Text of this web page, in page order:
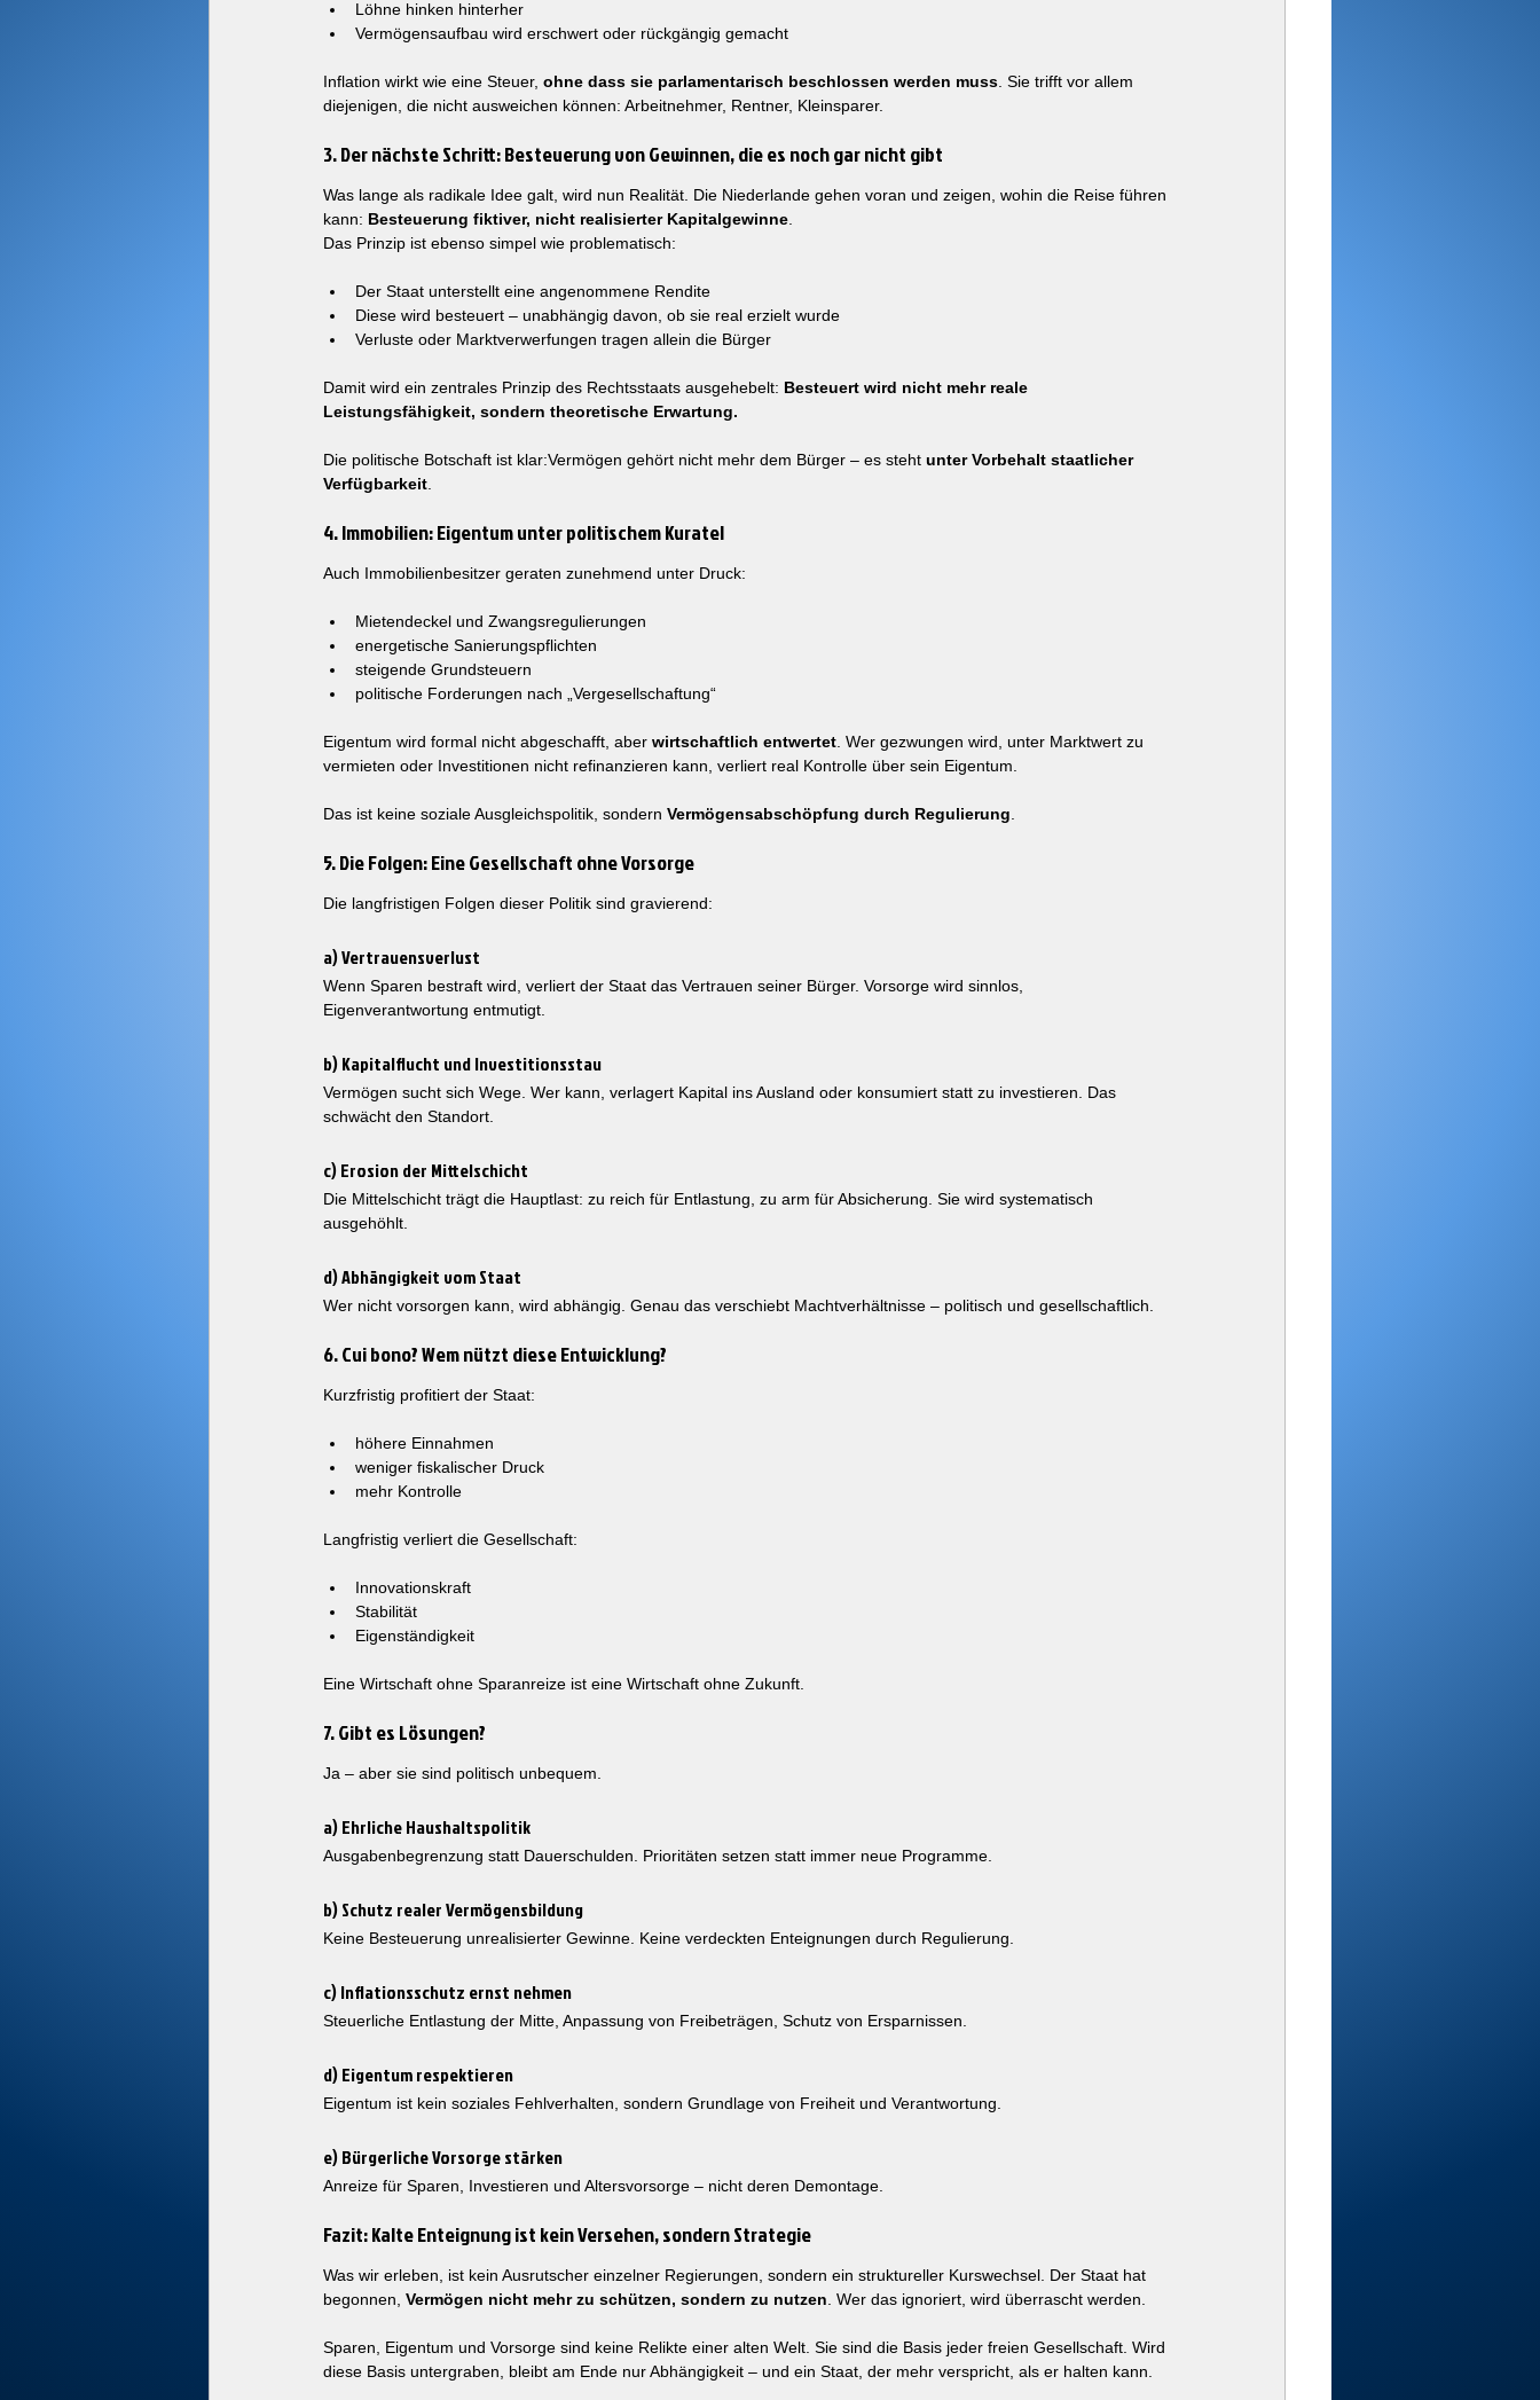
Löhne hinken hinterher
Vermögensaufbau wird erschwert oder rückgängig gemacht
Inflation wirkt wie eine Steuer, ohne dass sie parlamentarisch beschlossen werden muss . Sie trifft vor allem
diejenigen, die nicht ausweichen können: Arbeitnehmer, Rentner, Kleinsparer.
3. Der nächste Schritt: Besteuerung von Gewinnen, die es noch gar nicht gibt
Was lange als radikale Idee galt, wird nun Realität. Die Niederlande gehen voran und zeigen, wohin die Reise führen
kann: Besteuerung fiktiver, nicht realisierter Kapitalgewinne
Das Prinzip ist ebenso simpel wie problematisch:
Der Staat unterstellt eine angenommene Rendite
Diese wird besteuert – unabhängig davon, ob sie real erzielt wurde
Verluste oder Marktverwerfungen tragen allein die Bürger
Damit wird ein zentrales Prinzip des Rechtsstaats ausgehebelt: Besteuert wird nicht mehr reale
Leistungsfähigkeit, sondern theoretische Erwartung.
Die politische Botschaft ist klar:Vermögen gehört nicht mehr dem Bürger – es steht unter Vorbehalt staatlicher
Verfügbarkeit
4. Immobilien: Eigentum unter politischem Kuratel
Auch Immobilienbesitzer geraten zunehmend unter Druck:
Mietendeckel und Zwangsregulierungen
energetische Sanierungspflichten
steigende Grundsteuern
politische Forderungen nach „Vergesellschaftung“
Eigentum wird formal nicht abgeschafft, aber wirtschaftlich entwertet . Wer gezwungen wird, unter Marktwert zu
vermieten oder Investitionen nicht refinanzieren kann, verliert real Kontrolle über sein Eigentum.
Das ist keine soziale Ausgleichspolitik, sondern Vermögensabschöpfung durch Regulierung
5. Die Folgen: Eine Gesellschaft ohne Vorsorge
Die langfristigen Folgen dieser Politik sind gravierend:
a) Vertrauensverlust
Wenn Sparen bestraft wird, verliert der Staat das Vertrauen seiner Bürger. Vorsorge wird sinnlos,
Eigenverantwortung entmutigt.
b) Kapitalflucht und Investitionsstau
Vermögen sucht sich Wege. Wer kann, verlagert Kapital ins Ausland oder konsumiert statt zu investieren. Das
schwächt den Standort.
c) Erosion der Mittelschicht
Die Mittelschicht trägt die Hauptlast: zu reich für Entlastung, zu arm für Absicherung. Sie wird systematisch
ausgehöhlt.
d) Abhängigkeit vom Staat
Wer nicht vorsorgen kann, wird abhängig. Genau das verschiebt Machtverhältnisse – politisch und gesellschaftlich.
6. Cui bono? Wem nützt diese Entwicklung?
Kurzfristig profitiert der Staat:
höhere Einnahmen
weniger fiskalischer Druck
mehr Kontrolle
Langfristig verliert die Gesellschaft:
Innovationskraft
Stabilität
Eigenständigkeit
Eine Wirtschaft ohne Sparanreize ist eine Wirtschaft ohne Zukunft.
7. Gibt es Lösungen?
Ja – aber sie sind politisch unbequem.
a) Ehrliche Haushaltspolitik
Ausgabenbegrenzung statt Dauerschulden. Prioritäten setzen statt immer neue Programme.
b) Schutz realer Vermögensbildung
Keine Besteuerung unrealisierter Gewinne. Keine verdeckten Enteignungen durch Regulierung.
c) Inflationsschutz ernst nehmen
Steuerliche Entlastung der Mitte, Anpassung von Freibeträgen, Schutz von Ersparnissen.
d) Eigentum respektieren
Eigentum ist kein soziales Fehlverhalten, sondern Grundlage von Freiheit und Verantwortung.
e) Bürgerliche Vorsorge stärken
Anreize für Sparen, Investieren und Altersvorsorge – nicht deren Demontage.
Fazit: Kalte Enteignung ist kein Versehen, sondern Strategie
Was wir erleben, ist kein Ausrutscher einzelner Regierungen, sondern ein struktureller Kurswechsel. Der Staat hat
begonnen, Vermögen nicht mehr zu schützen, sondern zu nutzen . Wer das ignoriert, wird überrascht werden.
Sparen, Eigentum und Vorsorge sind keine Relikte einer alten Welt. Sie sind die Basis jeder freien Gesellschaft. Wird
diese Basis untergraben, bleibt am Ende nur Abhängigkeit – und ein Staat, der mehr verspricht, als er halten kann.